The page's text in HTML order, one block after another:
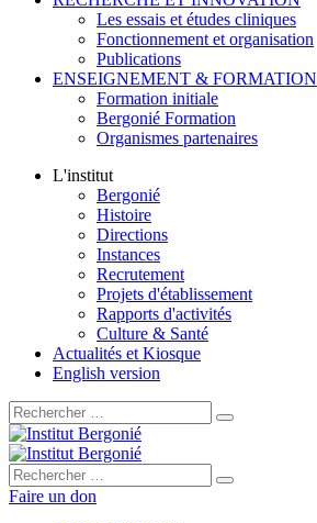
Les essais et études cliniques
Fonctionnement et organisation
Publications
ENSEIGNEMENT & FORMATION
Formation initiale
Bergonié Formation
Organismes partenaires
L'institut
Bergonié
Histoire
Directions
Instances
Recrutement
Projets d'établissement
Rapports d'activités
Culture & Santé
Actualités et Kiosque
English version
Rechercher :
Rechercher :
Faire un don